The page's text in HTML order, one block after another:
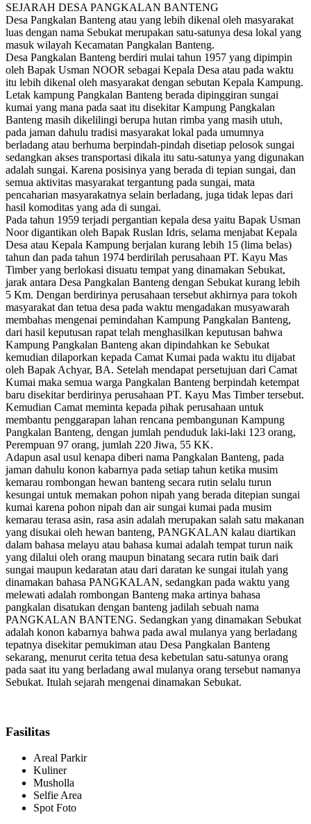
SEJARAH DESA PANGKALAN BANTENG
Desa Pangkalan Banteng atau yang lebih dikenal oleh masyarakat
luas dengan nama Sebukat merupakan satu-satunya desa lokal yang
masuk wilayah Kecamatan Pangkalan Banteng.
Desa Pangkalan Banteng berdiri mulai tahun 1957 yang dipimpin
oleh Bapak Usman NOOR sebagai Kepala Desa atau pada waktu
itu lebih dikenal oleh masyarakat dengan sebutan Kepala Kampung.
Letak kampung Pangkalan Banteng berada dipinggiran sungai
kumai yang mana pada saat itu disekitar Kampung Pangkalan
Banteng masih dikelilingi berupa hutan rimba yang masih utuh,
pada jaman dahulu tradisi masyarakat lokal pada umumnya
berladang atau berhuma berpindah-pindah disetiap pelosok sungai
sedangkan akses transportasi dikala itu satu-satunya yang digunakan
adalah sungai. Karena posisinya yang berada di tepian sungai, dan
semua aktivitas masyarakat tergantung pada sungai, mata
pencaharian masyarakatnya selain berladang, juga tidak lepas dari
hasil komoditas yang ada di sungai.
Pada tahun 1959 terjadi pergantian kepala desa yaitu Bapak Usman
Noor digantikan oleh Bapak Ruslan Idris, selama menjabat Kepala
Desa atau Kepala Kampung berjalan kurang lebih 15 (lima belas)
tahun dan pada tahun 1974 berdirilah perusahaan PT. Kayu Mas
Timber yang berlokasi disuatu tempat yang dinamakan Sebukat,
jarak antara Desa Pangkalan Banteng dengan Sebukat kurang lebih
5 Km. Dengan berdirinya perusahaan tersebut akhirnya para tokoh
masyarakat dan tetua desa pada waktu mengadakan musyawarah
membahas mengenai pemindahan Kampung Pangkalan Banteng,
dari hasil keputusan rapat telah menghasilkan keputusan bahwa
Kampung Pangkalan Banteng akan dipindahkan ke Sebukat
kemudian dilaporkan kepada Camat Kumai pada waktu itu dijabat
oleh Bapak Achyar, BA. Setelah mendapat persetujuan dari Camat
Kumai maka semua warga Pangkalan Banteng berpindah ketempat
baru disekitar berdirinya perusahaan PT. Kayu Mas Timber tersebut.
Kemudian Camat meminta kepada pihak perusahaan untuk
membantu penggarapan lahan rencana pembangunan Kampung
Pangkalan Banteng, dengan jumlah penduduk laki-laki 123 orang,
Perempuan 97 orang, jumlah 220 Jiwa, 55 KK.
Adapun asal usul kenapa diberi nama Pangkalan Banteng, pada
jaman dahulu konon kabarnya pada setiap tahun ketika musim
kemarau rombongan hewan banteng secara rutin selalu turun
kesungai untuk memakan pohon nipah yang berada ditepian sungai
kumai karena pohon nipah dan air sungai kumai pada musim
kemarau terasa asin, rasa asin adalah merupakan salah satu makanan
yang disukai oleh hewan banteng, PANGKALAN kalau diartikan
dalam bahasa melayu atau bahasa kumai adalah tempat turun naik
yang dilalui oleh orang maupun binatang secara rutin baik dari
sungai maupun kedaratan atau dari daratan ke sungai itulah yang
dinamakan bahasa PANGKALAN, sedangkan pada waktu yang
melewati adalah rombongan Banteng maka artinya bahasa
pangkalan disatukan dengan banteng jadilah sebuah nama
PANGKALAN BANTENG. Sedangkan yang dinamakan Sebukat
adalah konon kabarnya bahwa pada awal mulanya yang berladang
tepatnya disekitar pemukiman atau Desa Pangkalan Banteng
sekarang, menurut cerita tetua desa kebetulan satu-satunya orang
pada saat itu yang berladang awal mulanya orang tersebut namanya
Sebukat. Itulah sejarah mengenai dinamakan Sebukat.
Fasilitas
Areal Parkir
Kuliner
Musholla
Selfie Area
Spot Foto